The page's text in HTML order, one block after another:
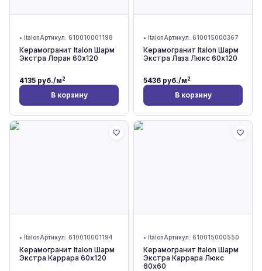
• ItalonАртикул: 610010001198
Керамогранит Italon Шарм
Экстра Лоран 60x120
4135 руб./м2
В корзину
• ItalonАртикул: 610015000367
Керамогранит Italon Шарм
Экстра Лаза Люкс 60x120
5436 руб./м2
В корзину
• ItalonАртикул: 610010001194
Керамогранит Italon Шарм
Экстра Каррара 60x120
• ItalonАртикул: 610015000550
Керамогранит Italon Шарм
Экстра Каррара Люкс
60x60